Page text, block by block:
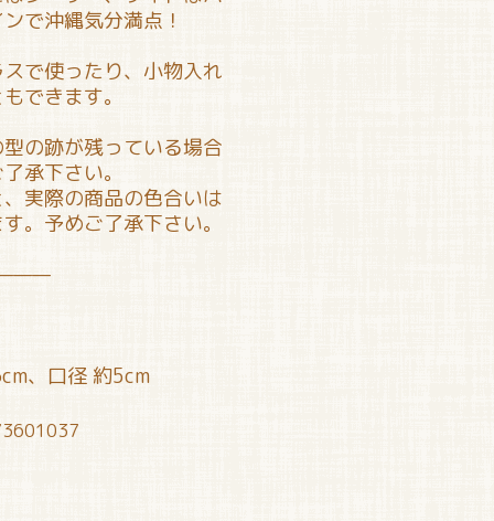
で沖縄気分満点！
で使ったり、小物入れ
できます。
の跡が残っている場合
承下さい。
実際の商品の色合いは
。予めご了承下さい。
、口径 約5cm